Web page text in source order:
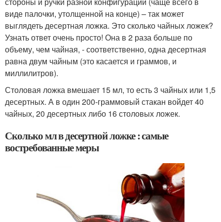
виде палочки, утолщенной на конце) – так может
выглядеть десертная ложка. Это сколько чайных ложек?
Узнать ответ очень просто! Она в 2 раза больше по
объему, чем чайная, - соответственно, одна десертная
равна двум чайным (это касается и граммов, и
миллилитров).
Столовая ложка вмешает 15 мл, то есть 3 чайных или 1,5
десертных. А в один 200-граммовый стакан войдет 40
чайных, 20 десертных либо 16 столовых ложек.
Сколько мл в десертной ложке : самые
востребованные меры